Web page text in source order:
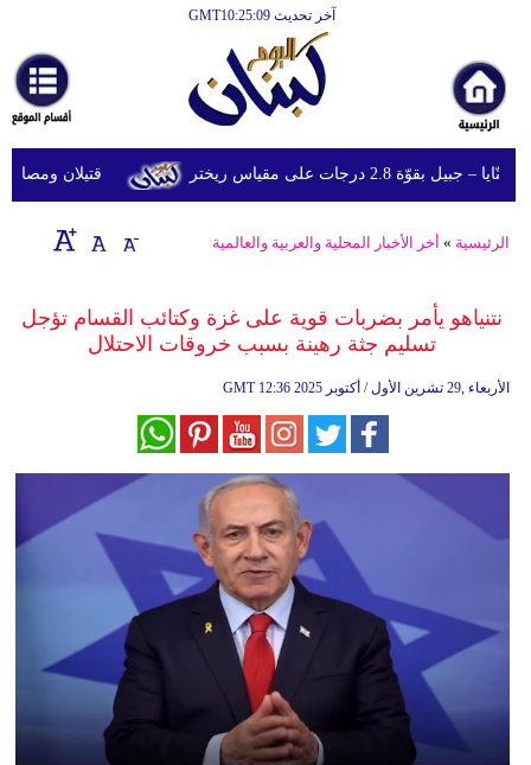
آخر تحديث GMT10:25:09
أخبارعاجلة
رياضة
ثقافة
إقتصاد
وموسيقى
سياحة
وسفر
قتيلان ومصابون جراء 14 غارة إسرائيلية على شرق 2.8 درجات على مقياس ريختر
الرئيسية » أخر الأخبار المحلية والعربية والعالمية
نتنياهو يأمر بضربات قوية على غزة وكتائب القسام تؤجل
تسليم جثة رهينة بسبب خروقات الاحتلال
GMT 12:36 2025 الأربعاء ,29 تشرين الأول / أكتوبر